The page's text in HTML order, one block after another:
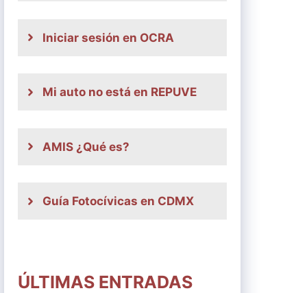
Iniciar sesión en OCRA
Mi auto no está en REPUVE
AMIS ¿Qué es?
Guía Fotocívicas en CDMX
ÚLTIMAS ENTRADAS